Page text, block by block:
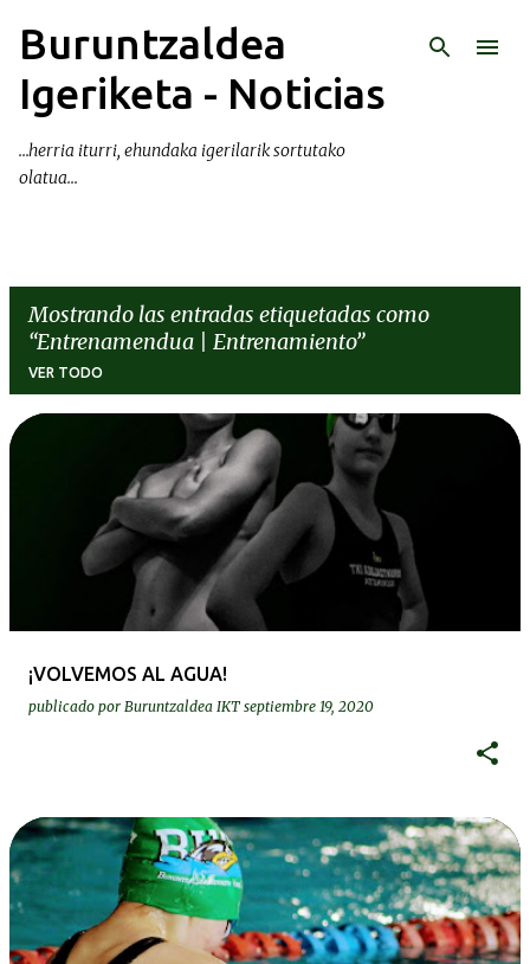
Ir al contenido principal
Buruntzaldea
Igeriketa - Noticias
...herria iturri, ehundaka igerilarik sortutako
olatua...
Mostrando las entradas etiquetadas como
Entrenamendua | Entrenamiento
VER TODO
E
¡VOLVEMOS AL AGUA!
publicado por Buruntzaldea IKT septiembre 19, 2020